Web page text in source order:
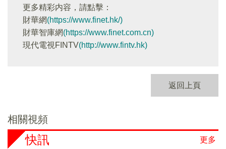
更多精彩内容，請點擊：
財華網(https://www.finet.hk/)
財華智庫網(https://www.finet.com.cn)
現代電視FINTV(http://www.fintv.hk)
返回上頁
相關視頻
更多
快訊